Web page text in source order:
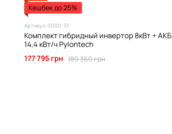
Кешбек до 25%
Артикул: 0000-37
Комплект гибридный инвертор 8кВт + АКБ
14,4 кВт/ч Pylontech
189 360 грн
177 795 грн